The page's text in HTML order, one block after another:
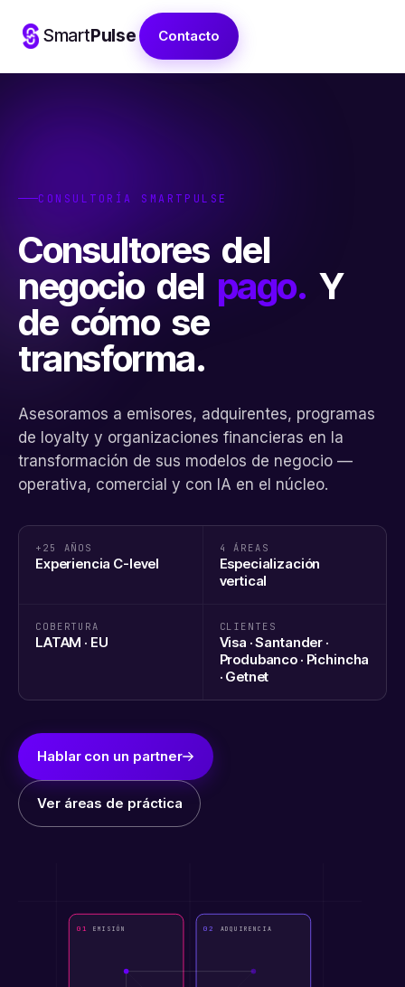
SmartPulse Contacto
CONSULTORÍA SMARTPULSE
Consultores del
negocio del pago. Y
de cómo se
transforma.
Asesoramos a emisores, adquirentes, programas
de loyalty y organizaciones financieras en la
transformación de sus modelos de negocio —
operativa, comercial y con IA en el núcleo.
+25 AÑOS
Experiencia C-level
4 ÁREAS
Especialización
vertical
COBERTURA
LATAM · EU
CLIENTES
Visa · Santander ·
Produbanco · Pichincha
· Getnet
Hablar con un partner
Ver áreas de práctica
01 EMISIÓN 02 ADQUIRENCIA